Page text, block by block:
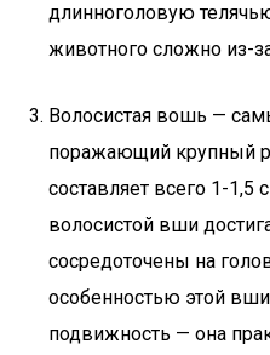
длинноголовую
животного сложно из-
Волосистая вошь —
поражающий крупный
составляет всего 1-
волосистой вши
сосредоточены на
особенностью этой вши
подвижность — она